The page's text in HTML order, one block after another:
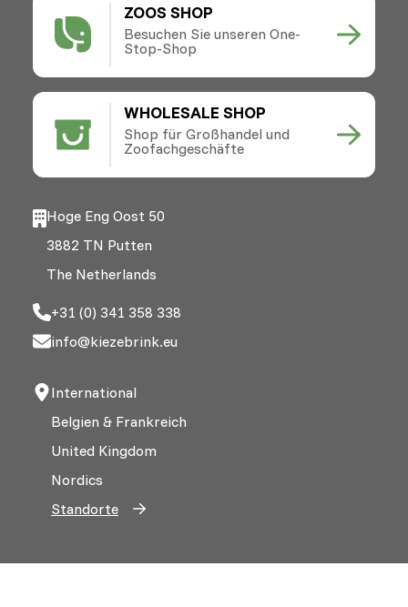
ZOOS SHOP
Besuchen Sie unseren One-
Stop-Shop
WHOLESALE SHOP
Shop für Großhandel und
Zoofachgeschäfte
Hoge Eng Oost 50
3882 TN Putten
The Netherlands
+31 (0) 341 358 338
info@kiezebrink.eu
International
Belgien & Frankreich
United Kingdom
Nordics
Standorte